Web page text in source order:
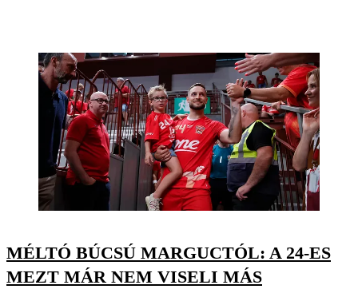
MÉLTÓ BÚCSÚ MARGUCTÓL: A 24-ES
MEZT MÁR NEM VISELI MÁS